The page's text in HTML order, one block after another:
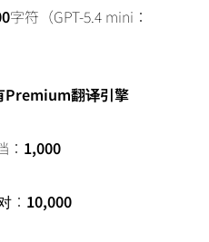
字符（GPT-5.4 mini：
Premium翻译引擎
： 1,000
： 10,000